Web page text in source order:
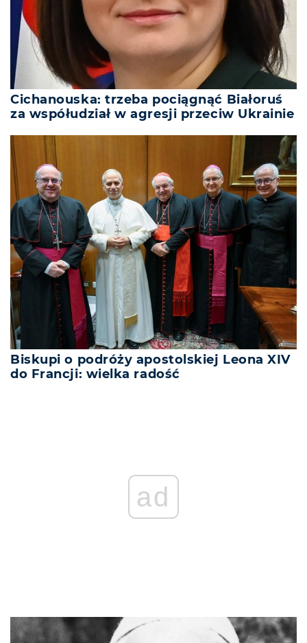
Cichanouska: trzeba pociągnąć Białoruś
za współudział w agresji przeciw Ukrainie
Biskupi o podróży apostolskiej Leona XIV
do Francji: wielka radość
ad